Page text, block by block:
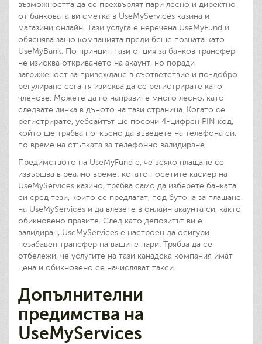
възможността да се прехвърлят пари лесно и директно
от банковата ви сметка в UseMyServices казина и
магазини онлайн. Тази услуга е неречена UseMyFund и
обяснява защо компанията преди беше позната като
UseMyBank. По принцип тази опция за банков трансфер
не изисква откриването на акаунт, но поради
загриженост за привеждане в съответствие и по-добро
регулиране сега тя изисква да се регистрирате като
членове. Можете да го направите много лесно, като
следвате линка в дъното на тази страница. Когато се
регистрирате, уебсайтът ще посочи 4-цифрен PIN код,
който ще трябва по-късно да въведете на телефона си,
по време на стъпката за телефонно валидиране.
Предимството на UseMyFund е, че всяко плащане се
извършва в реално време: когато посетите касиер на
UseMyServices казино, трябва само да изберете банката
си сред тези, които се предлагат, под бутона за плащане
на UseMyServices и да влезете в онлайн акаунта си, както
обикновено правите. След като депозитът ви е
валидиран, UseMyServices е настроен да осигури
незабавен трансфер на вашите пари. Трябва да се
отбележи, че услугите на тази канадска компания имат
цена и обикновено се начисляват такси.
Допълнителни
предимства на
UseMyServices